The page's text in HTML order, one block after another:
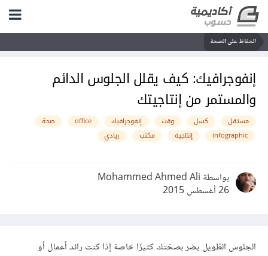
الحفاظ على الصحة
إنفوجرافيك: كيف يقلل الجلوس الدائم
والمستمر من إنتاجيتك
مستقل كسل وقت إنفوجرافيك office
صحة
infographic
إنتاجية مكتب ريادي
بواسطة Mohammed Ahmed Ali
26 أغسطس 2015
الجلوس الطّويل يضر بصحّتك كثيرًا خاصة إذا كنت رائد أعمال أو